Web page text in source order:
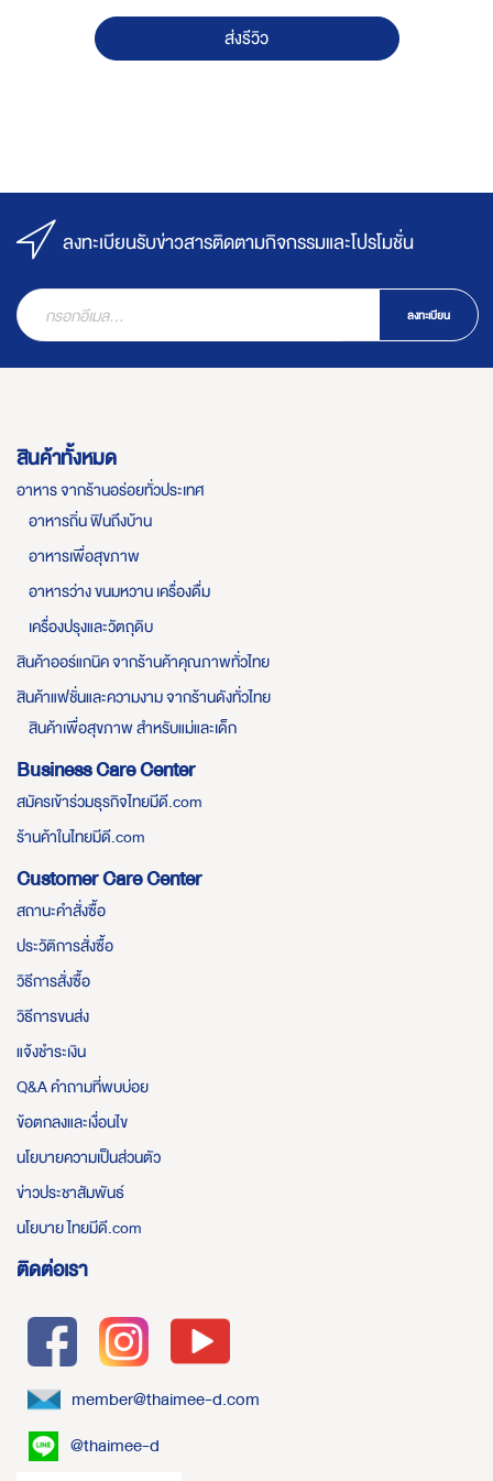
ส่งรีวิว
ลงทะเบียนรับข่าวสารติดตามกิจกรรมและโปรโมชั่น
ลงทะเบียน
สินค้าทั้งหมด
อาหาร จากร้านอร่อยทั่วประเทศ
อาหารถิ่น ฟินถึงบ้าน
อาหารเพื่อสุขภาพ
อาหารว่าง ขนมหวาน เครื่องดื่ม
เครื่องปรุงและวัตถุดิบ
สินค้าออร์แกนิค จากร้านค้าคุณภาพทั่วไทย
สินค้าแฟชั่นและความงาม จากร้านดังทั่วไทย
สินค้าเพื่อสุขภาพ สำหรับแม่และเด็ก
Business Care Center
สมัครเข้าร่วมธุรกิจไทยมีดี.com
ร้านค้าในไทยมีดี.com
Customer Care Center
สถานะคำสั่งซื้อ
ประวัติการสั่งซื้อ
วิธีการสั่งซื้อ
วิธีการขนส่ง
แจ้งชำระเงิน
Q&A คำถามที่พบบ่อย
ข้อตกลงและเงื่อนไข
นโยบายความเป็นส่วนตัว
ข่าวประชาสัมพันธ์
นโยบาย ไทยมีดี.com
ติดต่อเรา
member@thaimee-d.com
@thaimee-d